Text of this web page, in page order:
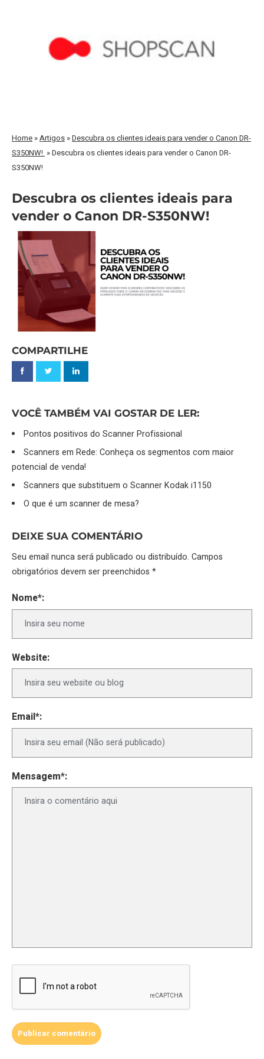
Home »Artigos »Descubra os clientes ideais para vender o Canon DR-
S350NW! »Descubra os clientes ideais para vender o Canon DR-
S350NW!
Descubra os clientes ideais para
vender o Canon DR-S350NW!
COMPARTILHE
VOCÊ TAMBÉM VAI GOSTAR DE LER:
Pontos positivos do Scanner Profissional
Scanners em Rede: Conheça os segmentos com maior
potencial de venda!
Scanners que substituem o Scanner Kodak i1150
O que é um scanner de mesa?
DEIXE SUA COMENTÁRIO
Seu email nunca será publicado ou distribuído. Campos
obrigatórios devem ser preenchidos *
Nome*:
Website:
Email*:
Mensagem*: